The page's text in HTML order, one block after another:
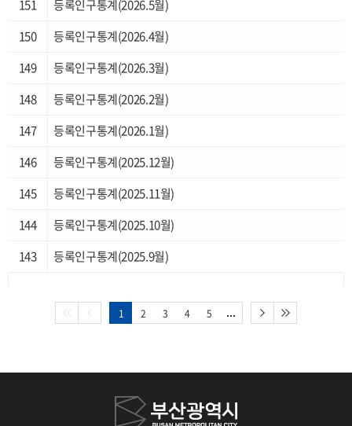
부산환경산업조사
151
등록인구통계(2026.5월)
150
등록인구통계(2026.4월)
149
등록인구통계(2026.3월)
148
등록인구통계(2026.2월)
147
등록인구통계(2026.1월)
146
등록인구통계(2025.12월)
145
등록인구통계(2025.11월)
144
등록인구통계(2025.10월)
143
등록인구통계(2025.9월)
1 2 3 4 5